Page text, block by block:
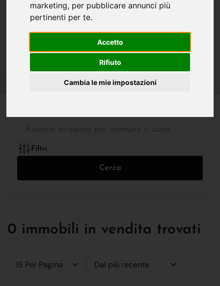
marketing, per pubblicare annunci più
pertinenti per te.
Accetto
Rifiuto
Cambia le mie impostazioni
Filtri
Cerca
0 immobili in vendita trovati
15 Per Pagina Dal più recente